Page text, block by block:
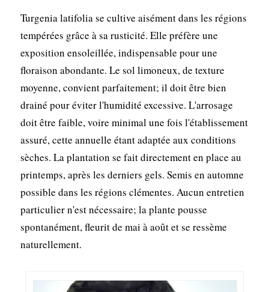
Turgenia latifolia se cultive aisément dans les régions
tempérées grâce à sa rusticité. Elle préfère une
exposition ensoleillée, indispensable pour une
floraison abondante. Le sol limoneux, de texture
moyenne, convient parfaitement; il doit être bien
drainé pour éviter l'humidité excessive. L'arrosage
doit être faible, voire minimal une fois l'établissement
assuré, cette annuelle étant adaptée aux conditions
sèches. La plantation se fait directement en place au
printemps, après les derniers gels. Semis en automne
possible dans les régions clémentes. Aucun entretien
particulier n'est nécessaire; la plante pousse
spontanément, fleurit de mai à août et se ressème
naturellement.